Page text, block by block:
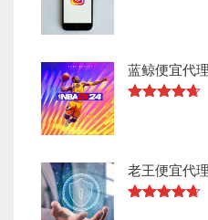
蓝鲸便宜代
老王便宜代